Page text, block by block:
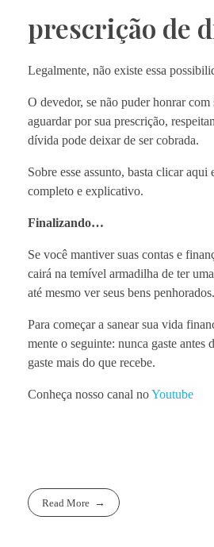
prescrição de
Legalmente, não existe essa
O devedor, se não puder honrar com
aguardar por sua prescrição,
dívida pode deixar de ser cobrada.
Sobre esse assunto, basta clicaraqui
completo e explicativo.
Finalizando…
Se você mantiver suas contas e
cairá na temível armadilha de ter
até mesmo ver seus bens penhorados.
Para começar a sanear sua vida
mente o seguinte: nunca gaste antes
gaste mais do que recebe.
Conheça nosso canal noYoutube
Read More